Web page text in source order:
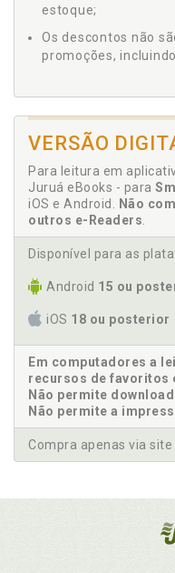
estoque;
Os descontos não
promoções, incluindo
VERSÃO
Para leitura em
Juruá eBooks - para
iOS e Android.
Não
outros e-Readers
Disponível para as
Android 15 ou
iOS 18 ou posterior
Em computadores a
recursos de favoritos
Não permite
Não permite a
Compra apenas via site